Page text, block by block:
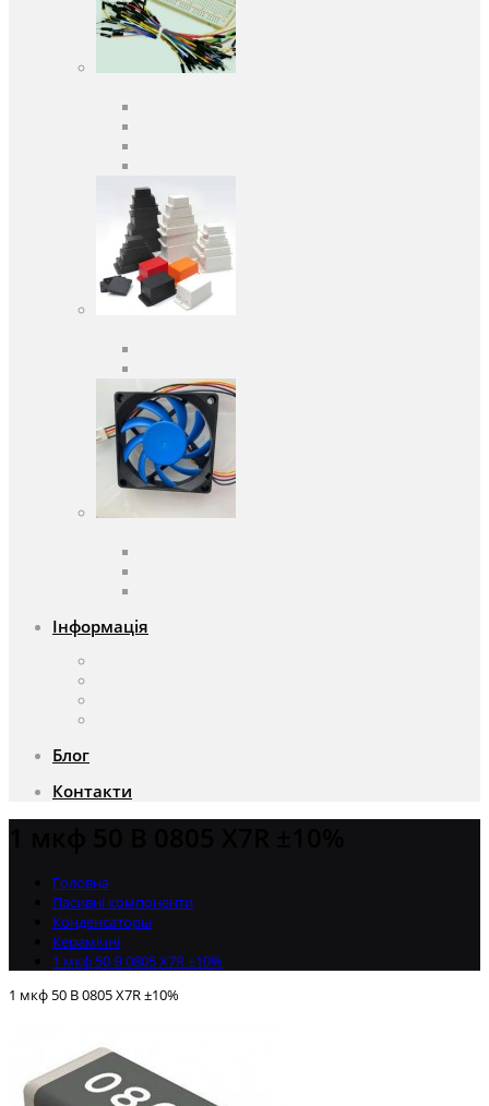
Інформація
Блог
Контакти
Головна
Пасивні компоненти
Конденсаторы
Керамічні
1 мкф 50 В 0805 X7R ±10%
1 мкф 50 В 0805 X7R ±10%